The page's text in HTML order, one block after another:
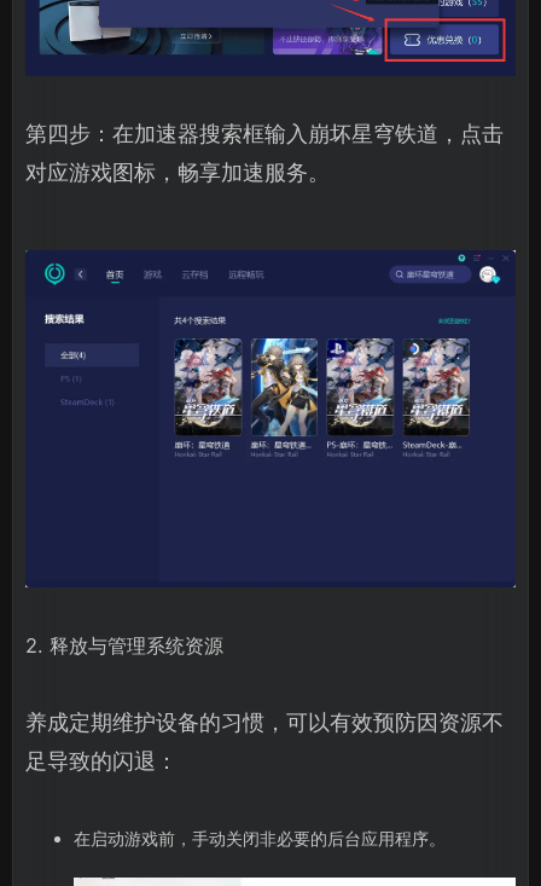
第四步：在加速器搜索框输入崩坏星穹铁道，点击
对应游戏图标，畅享加速服务。
2. 释放与管理系统资源
养成定期维护设备的习惯，可以有效预防因资源不
足导致的闪退：
在启动游戏前，手动关闭非必要的后台应用程序。